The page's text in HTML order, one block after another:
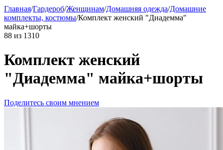
Главная/Гардероб/Женщинам/Домашняя одежда/Домашние
комплекты, костюмы/Комплект женский "Диадемма"
майка+шорты
88 из 1310
Комплект женский
"Диадемма" майка+шорты
Поделитесь своим мнением